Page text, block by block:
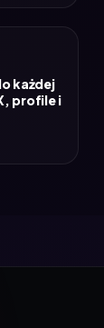
każdej
profile i